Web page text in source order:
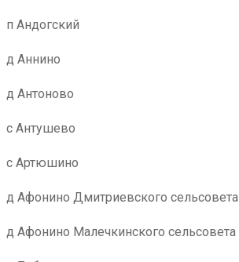
п Андогский
д Аннино
д Антоново
с Антушево
с Артюшино
д Афонино Дмитриевского сельсовета
д Афонино Малечкинского сельсовета